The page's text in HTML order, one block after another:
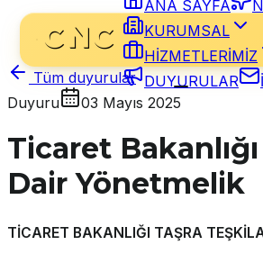
ANA SAYFA
KURUMSAL
HİZMETLERİMİZ
DUYURULAR
Tüm duyurular
Duyuru
03 Mayıs 2025
Ticaret
Dair Yönetmelik
TİCARET BAKANLIĞI TAŞRA